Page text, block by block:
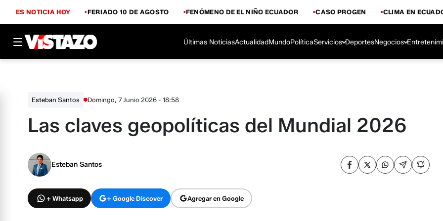
ES NOTICIA HOY FERIADO 10 DE AGOSTO FENÓMENO DE EL NIÑO ECUADOR CASO PROGEN CLIMA EN
Últimas NoticiasActualidadMundoPolíticaServicios DeportesNegocios
Esteban Santos Domingo, 7 Junio 2026 - 18:58
Las claves geopolíticas del Mundial 2026
Esteban Santos
+ Whatsapp + Google Discover Agregar en Google